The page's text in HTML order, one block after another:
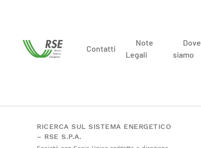
Contatti
Note
Legali
Dove
siamo
RICERCA SUL SISTEMA ENERGETICO
– RSE S.P.A.